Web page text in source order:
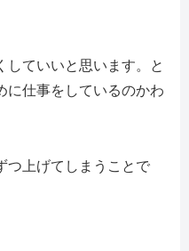
していいと思います。と
に仕事をしているのかわ
つ上げてしまうことで